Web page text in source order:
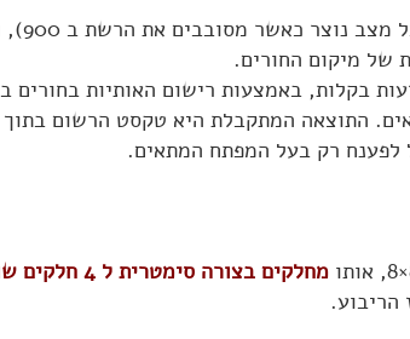
זאת מכיוון
בקלות, באמצעות רישום האותיות בחורים
התוצאה המתקבלת היא טקסט הרשום בתוך
מחלקים בצורה סימטרית ל 4 חלקים שווים
הריבוע.